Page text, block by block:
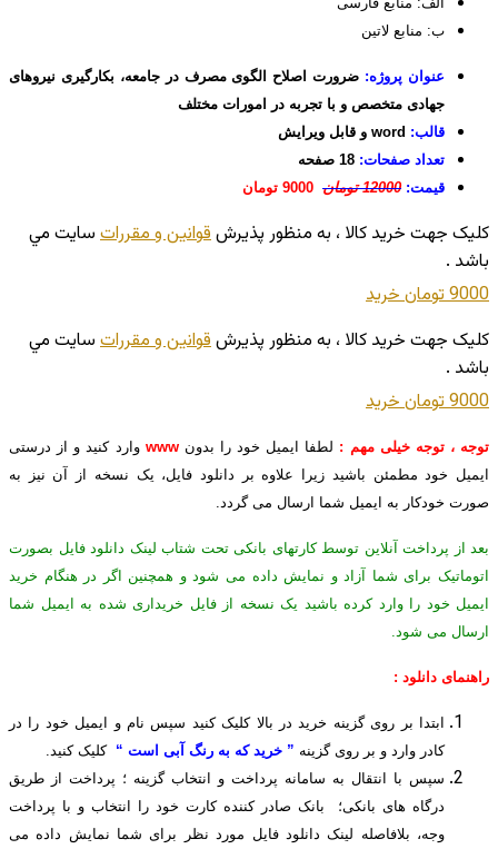
ب: منابع لاتین
عنوان پروژه: ضرورت اصلاح الگوی مصرف در جامعه، بکارگیری نیروهای
جهادی متخصص و با تجربه در امورات مختلف
قالب:
تعداد صفحات:
قیمت: 12000 تومان 9000 تومان
کليک جهت خريد کالا ، به منظور پذيرشقوانين و مقررات سايت مي
باشد .
9000 تومان
خريد
کليک جهت خريد کالا ، به منظور پذيرشقوانين و مقررات سايت مي
باشد .
9000 تومان
خريد
توجه ، توجه خیلی مهم : لطفا ایمیل خود را بدون www وارد کنید و از درستی
ایمیل خود مطمئن باشید زیرا علاوه بر دانلود فایل، یک نسخه از آن نیز به
صورت خودکار به ایمیل شما ارسال می گردد.
بعد از پرداخت آنلاین توسط کارتهای بانکی تحت شتاب لینک دانلود فایل بصورت
اتوماتیک برای شما آزاد و نمایش داده می شود و همچنین اگر در هنگام خرید
ایمیل خود را وارد کرده باشید یک نسخه از فایل خریداری شده به ایمیل شما
ارسال می شود.
راهنمای دانلود :
ابتدا بر روی گزینه خرید در بالا کلیک کنید سپس نام و ایمیل خود را در
کادر وارد و بر روی گزینه ” خرید که به رنگ آبی است “ کلیک کنید.
سپس با انتقال به سامانه پرداخت و انتخاب گزینه ؛ پرداخت از طریق
درگاه های بانکی؛ بانک صادر کننده کارت خود را انتخاب و با پرداخت
وجه، بلافاصله لینک دانلود فایل مورد نظر برای شما نمایش داده می